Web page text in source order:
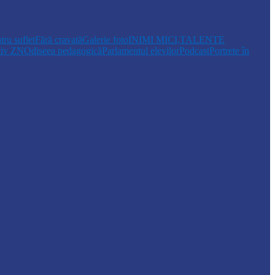
sufletFără cravatăGalerie fotoINIMI MICI,TALENTE
ZNOdiseea pedagogicăParlamentul elevilorPodcastPortrete în